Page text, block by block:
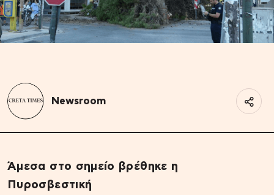
Newsroom
Άμεσα στο σημείο βρέθηκε η
Πυροσβεστική